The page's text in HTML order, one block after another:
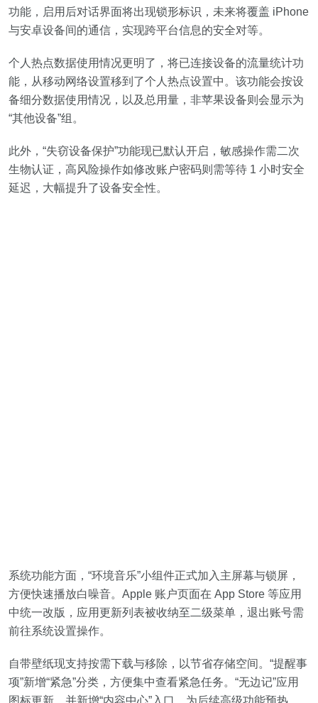
功能，启用后对话界面将出现锁形标识，未来将覆盖 iPhone
与安卓设备间的通信，实现跨平台信息的安全对等。
个人热点数据使用情况更明了，将已连接设备的流量统计功
能，从移动网络设置移到了个人热点设置中。该功能会按设
备细分数据使用情况，以及总用量，非苹果设备则会显示为
“其他设备”组。
此外，“失窃设备保护”功能现已默认开启，敏感操作需二次
生物认证，高风险操作如修改账户密码则需等待 1 小时安全
延迟，大幅提升了设备安全性。
系统功能方面，“环境音乐”小组件正式加入主屏幕与锁屏，
方便快速播放白噪音。Apple 账户页面在 App Store 等应用
中统一改版，应用更新列表被收纳至二级菜单，退出账号需
前往系统设置操作。
自带壁纸现支持按需下载与移除，以节省存储空间。“提醒事
项”新增“紧急”分类，方便集中查看紧急任务。“无边记”应用
图标更新，并新增“内容中心”入口，为后续高级功能预热。